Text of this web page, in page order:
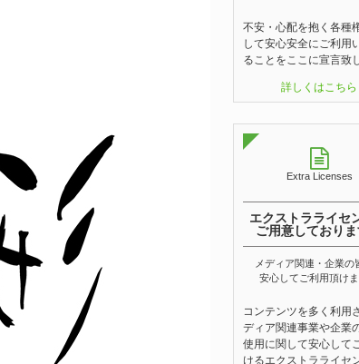
不安・心配を抱く各種
して安心安全にご利用
ることをここに宣言致
詳しくはこちら
Extra Licenses
エクストラライセ
ご用意しており
メディア関連・企業の
安心してご利用頂け
コンテンツを多く利用
ディア関連事業や企業
使用に関して安心して
けるエクストラライセ